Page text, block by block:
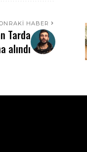
HABER
Tarda
alındı